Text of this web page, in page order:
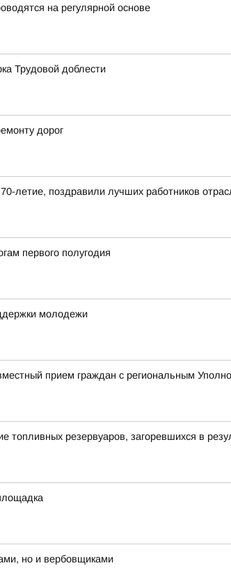
на регулярной основе
Трудовой доблести
дорог
летие, поздравили лучших работников
первого полугодия
молодежи
прием граждан с региональным
резервуаров, загоревшихся в
но и вербовщиками